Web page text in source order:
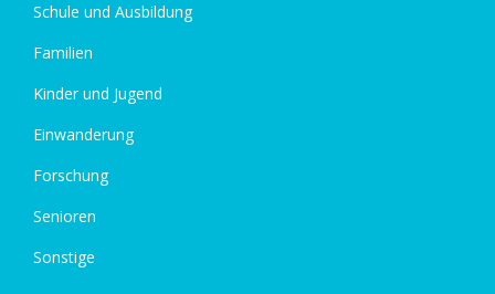
Schule und Ausbildung
Familien
Kinder und Jugend
Einwanderung
Forschung
Senioren
Sonstige